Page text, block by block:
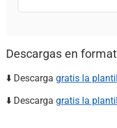
Descargas en
⬇️ Descarga gratis la
⬇️ Descarga gratis la